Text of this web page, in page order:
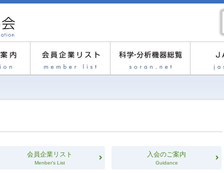
会員企業リスト
Menber's List
入会のご案内
Guidance